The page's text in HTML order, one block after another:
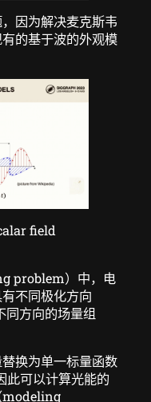
因为解决麦克斯韦
的基于波的外观模
field
problem）中，电
不同极化方向
同方向的场量组
换为单一标量函数
可以计算光能的
modeling